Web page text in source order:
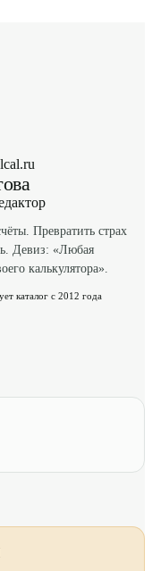
Превратить страх
Девиз: «Любая
калькулятора».
каталог с 2012 года